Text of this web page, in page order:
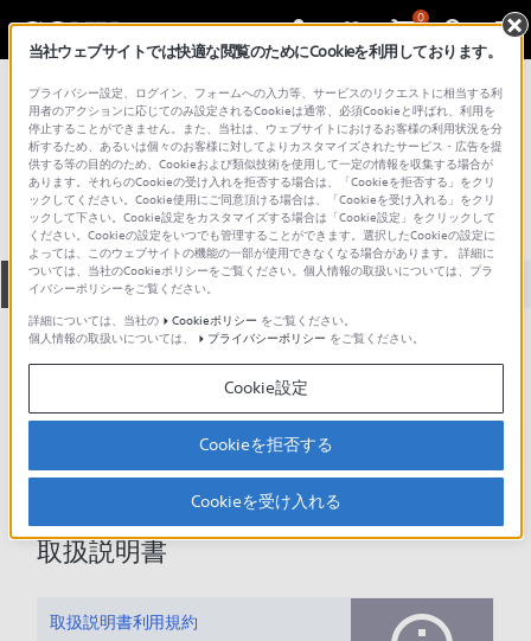
0
総合サポート・お問い合わせ プロフェッショナル／業務用
MXBK-2909
全て ダウンロード 取扱説明書 Q&A
ダウンロード
現在、本ページで提供されているアップデート情報はありませ
取扱説明書
取扱説明書利用規約
当社ウェブサイトでは快適な閲覧のためにCookieを利用しております。
プライバシー設定、ログイン、フォームへの入力等、サービスのリクエストに相当する利
用者のアクションに応じてのみ設定されるCookieは通常、必須Cookieと呼ばれ、利用を
停止することができません。また、当社は、ウェブサイトにおけるお客様の利用状況を分
析するため、あるいは個々のお客様に対してよりカスタマイズされたサービス・広告を提
供する等の目的のため、Cookieおよび類似技術を使用して一定の情報を収集する場合が
あります。それらのCookieの受け入れを拒否する場合は、「Cookieを拒否する」をクリ
ックしてください。Cookie使用にご同意頂ける場合は、「Cookieを受け入れる」をクリ
ックして下さい。Cookie設定をカスタマイズする場合は「Cookie設定」をクリックして
ください。Cookieの設定をいつでも管理することができます。選択したCookieの設定に
よっては、このウェブサイトの機能の一部が使用できなくなる場合があります。 詳細に
ついては、当社のCookieポリシーをご覧ください。個人情報の取扱いについては、プラ
イバシーポリシーをご覧ください。
詳細については、当社の
Cookieポリシー をご覧ください。
個人情報の取扱いについては、
プライバシーポリシー をご覧ください。
Cookie設定
Cookieを拒否する
Cookieを受け入れる